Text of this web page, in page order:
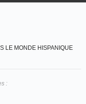
LE MONDE HISPANIQUE
: